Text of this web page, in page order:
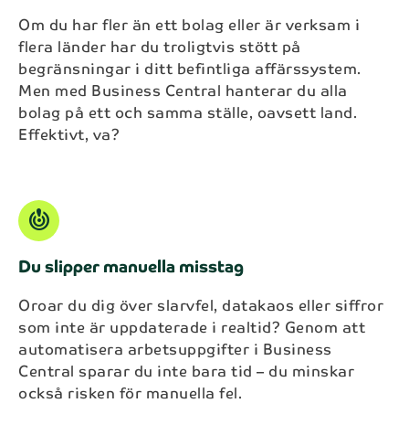
Om du har fler än ett bolag eller är verksam i
flera länder har du troligtvis stött på
begränsningar i ditt befintliga affärssystem.
Men med Business Central hanterar du alla
bolag på ett och samma ställe, oavsett land.
Effektivt, va?
crisis_alert
Du slipper manuella misstag
Oroar du dig över slarvfel, datakaos eller siffror
som inte är uppdaterade i realtid? Genom att
automatisera arbetsuppgifter i Business
Central sparar du inte bara tid – du minskar
också risken för manuella fel.